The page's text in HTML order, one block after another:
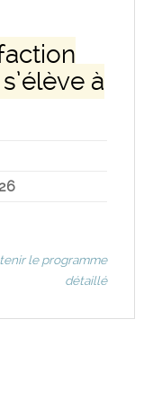
à
le programme
détaillé